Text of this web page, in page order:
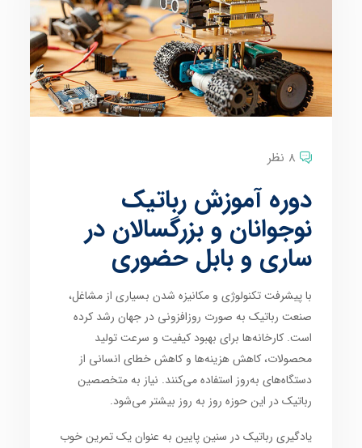
8 نظر
دوره آموزش رباتیک
نوجوانان و بزرگسالان در
ساری و بابل حضوری
با پیشرفت تکنولوژی و مکانیزه شدن بسیاری از مشاغل،
صنعت رباتیک به صورت روزافزونی در جهان رشد کرده
است. کارخانه‌ها برای بهبود کیفیت و سرعت تولید
محصولات، کاهش هزینه‌ها و کاهش خطای انسانی از
دستگاه‌های به‌روز استفاده می‌کنند. نیاز به متخصصین
رباتیک در این حوزه روز به روز بیشتر می‌شود.
یادگیری رباتیک در سنین پایین به عنوان یک تمرین خوب